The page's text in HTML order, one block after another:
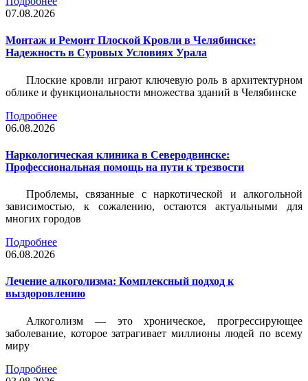
07.08.2026
Монтаж и Ремонт Плоской Кровли в Челябинске:
Надежность в Суровых Условиях Урала
Плоские кровли играют ключевую роль в архитектурном
облике и функциональности множества зданий в Челябинске
Подробнее
06.08.2026
Наркологическая клиника в Северодвинске:
Профессиональная помощь на пути к трезвости
Проблемы, связанные с наркотической и алкогольной
зависимостью, к сожалению, остаются актуальными для
многих городов
Подробнее
06.08.2026
Лечение алкоголизма: Комплексный подход к
выздоровлению
Алкоголизм — это хроническое, прогрессирующее
заболевание, которое затрагивает миллионы людей по всему
миру
Подробнее